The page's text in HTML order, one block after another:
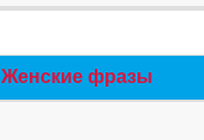
Женские фразы